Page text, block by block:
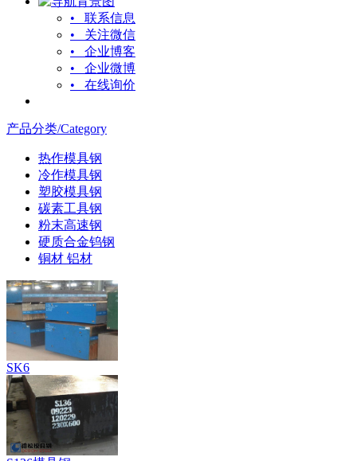
• 联系信息
• 关注微信
• 企业博客
• 企业微博
• 在线询价
产品分类/Category
热作模具钢
冷作模具钢
塑胶模具钢
碳素工具钢
粉末高速钢
硬质合金钨钢
铜材 铝材
SK6